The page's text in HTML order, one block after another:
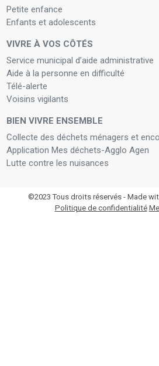
Petite enfance
Enfants et adolescents
VIVRE À VOS CÔTÉS
Service municipal d’aide administrative
Aide à la personne en difficulté
Télé-alerte
Voisins vigilants
BIEN VIVRE ENSEMBLE
Collecte des déchets ménagers et
Application Mes déchets-Agglo Agen
Lutte contre les nuisances
©2023 Tous droits réservés - Made
Politique de confidentialité